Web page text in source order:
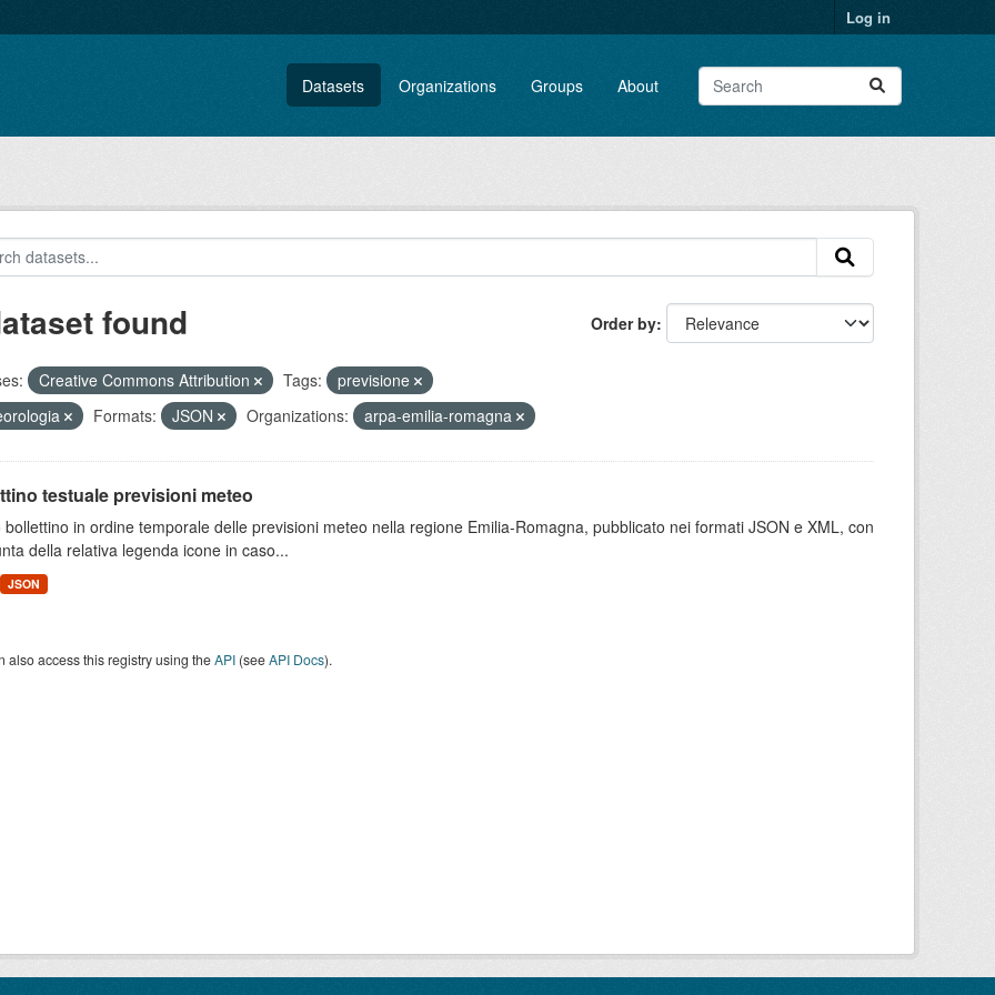
Log in
Datasets Organizations Groups About
Order by
found
Creative Commons Attribution Tags:
previsione
Formats: JSON Organizations: arpa-emilia-romagna
testuale previsioni meteo
bollettino in ordine temporale delle previsioni meteo nella regione Emilia-Romagna, pubblicato nei formati JSON e XML, con
della relativa legenda icone in caso...
JSON
also access this registry using theAPI(seeAPI Docs).